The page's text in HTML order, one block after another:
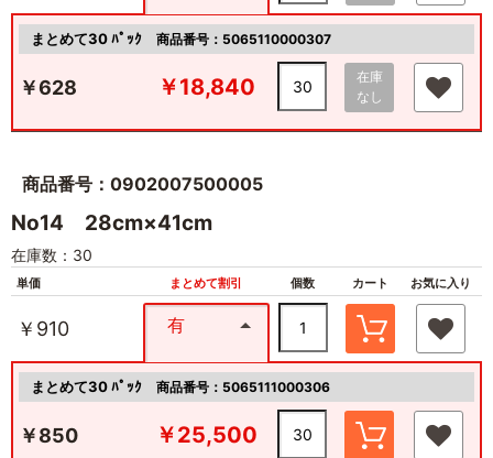
まとめて30 ﾊﾟｯｸ 商品番号：5065110000307
￥628 ￥18,840
在庫
なし
商品番号：0902007500005
No14 28cm×41cm
在庫数：30
単価 まとめて割引 個数 カート お気に入り
￥910 有
まとめて30 ﾊﾟｯｸ 商品番号：5065111000306
￥850 ￥25,500